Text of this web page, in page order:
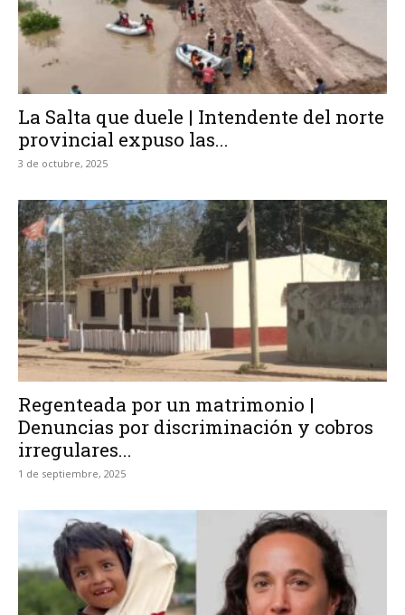
La Salta que duele | Intendente del norte
provincial expuso las...
3 de octubre, 2025
Regenteada por un matrimonio |
Denuncias por discriminación y cobros
irregulares...
1 de septiembre, 2025